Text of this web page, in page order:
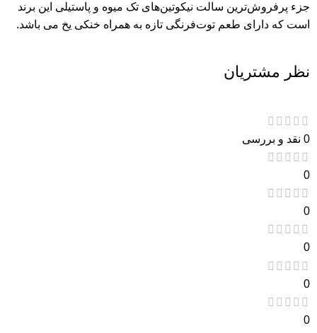
جزء پرفروش‌ترین سالت‌ نیکوتین‌های تک میوه و پاستیلی این برند
است که دارای طعم توت‌فرنگی تازه به همراه خنکی یخ می باشد.
نظر مشتریان
0 نقد و بررسی
0
0
0
0
0